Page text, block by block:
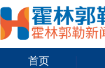
首页